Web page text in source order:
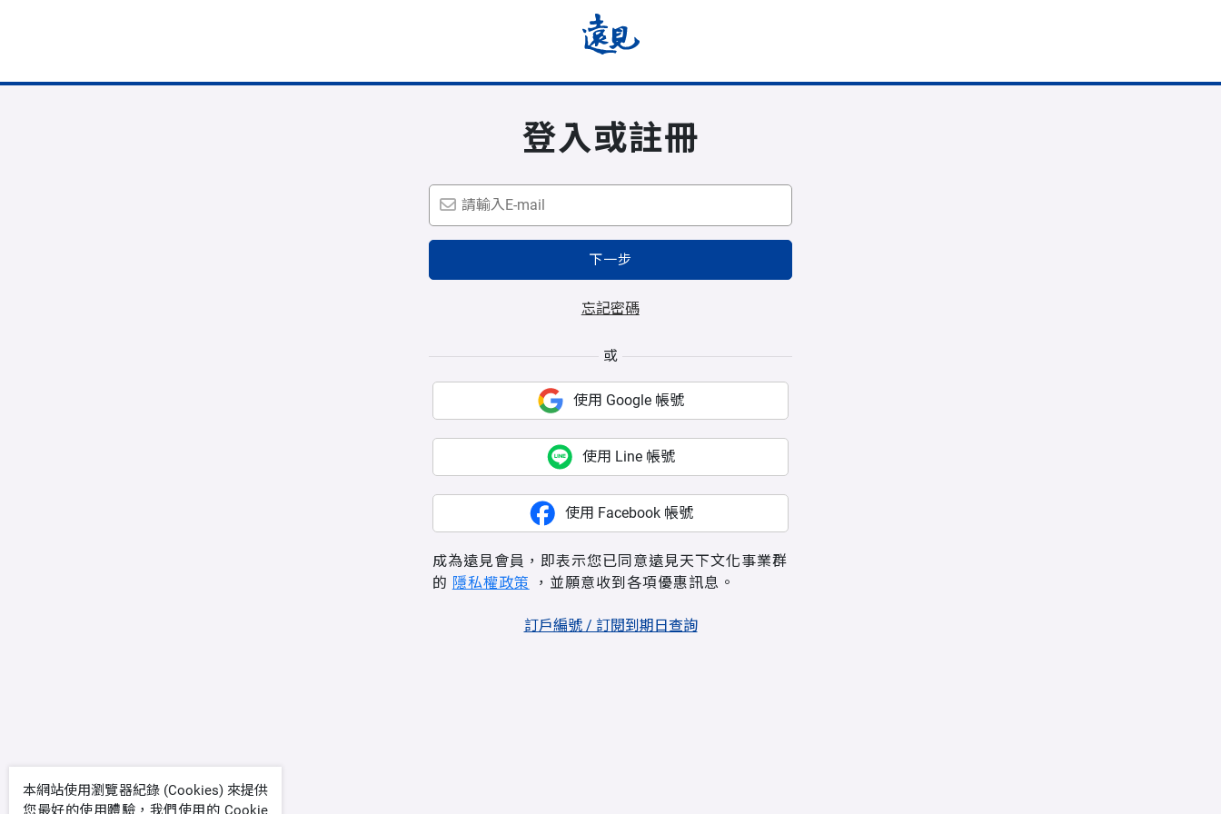
登入或註冊
下一步
忘記密碼
或
使用 Google 帳號
使用 Line 帳號
使用 Facebook 帳號
成為遠見會員，即表示您已同意遠見天下文化事業群
的 隱私權政策 ，並願意收到各項優惠訊息。
訂戶編號 / 訂閱到期日查詢
本網站使用瀏覽器紀錄 (Cookies) 來提供
您最好的使用體驗，我們使用的 Cookie